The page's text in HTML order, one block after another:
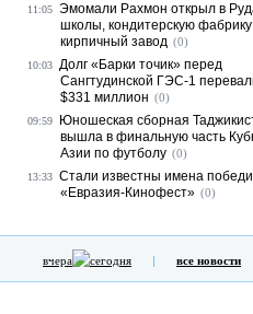
11:05 Эмомали Рахмон открыл в
школы, кондитерскую фабрику
кирпичный завод (0)
10:03 Долг «Барки точик» перед
Сангтудинской ГЭС-1
$331 миллион (0)
09:59
Юношеская сборная
вышла в финальную часть
Азии по футболу (0)
13:33 Стали известны имена
«Евразия-Кинофест» (0)
вчера сегодня все новости